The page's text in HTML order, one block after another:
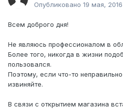
Опубликовано 19 мая, 2016
Всем доброго дня!
Не являюсь профессионалом в
Более того, никогда в жизни
пользовался.
Поэтому, если что-то
извиняйте.
В связи с открытием магазина